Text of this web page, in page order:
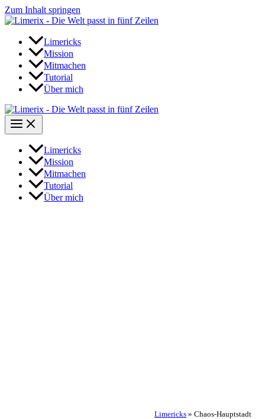
Zum Inhalt springen
Limericks
Mission
Mitmachen
Tutorial
Über mich
Limericks
Mission
Mitmachen
Tutorial
Über mich
Limericks » Chaos-Hauptstadt